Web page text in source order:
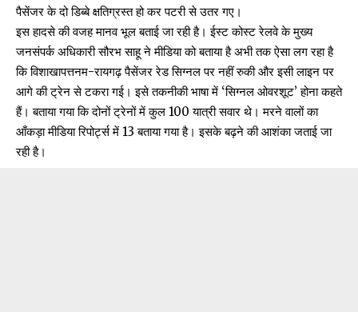
पैसेंजर के दो डिब्बे क्षतिग्रस्त हो कर पटरी से उतर गए।
इस हादसे की वजह मानव भूल बताई जा रही है। ईस्ट कोस्ट रेलवे के मुख्य
जनसंपर्क अधिकारी सौरभ साहू नेमीडिया को बताया हैअभी तक ऐसा लग रहा है
कि विशाखापत्तनम-रायगढ़ पैसेंजर रेड सिग्नल पर नहीं रुकी और इसी लाइन पर
आगे की ट्रेन से टकरा गई। इसे तकनीकी भाषा में ‘सिग्नल ओवरशूट’ होना कहते
हैं। बताया गया कि दोनों ट्रेनों में कुल 100 यात्री सवार थे। मरने वालों का
आँकड़ा मीडिया रिपोर्ट्स में 13 बताया गया है। इसके बढ़ने की आशंका जताई जा
रही है।